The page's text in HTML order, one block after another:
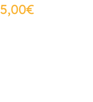
€